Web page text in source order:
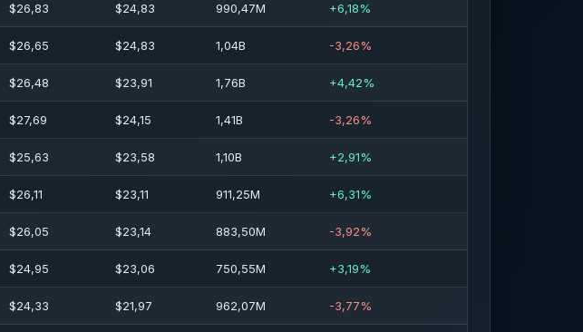
$26,83 $24,83 990,47M +6,18%
$26,65 $24,83 1,04B -3,26%
$26,48 $23,91 1,76B +4,42%
$27,69 $24,15 1,41B -3,26%
$25,63 $23,58 1,10B +2,91%
$26,11 $23,11 911,25M +6,31%
$26,05 $23,14 883,50M -3,92%
$24,95 $23,06 750,55M +3,19%
$24,33 $21,97 962,07M -3,77%